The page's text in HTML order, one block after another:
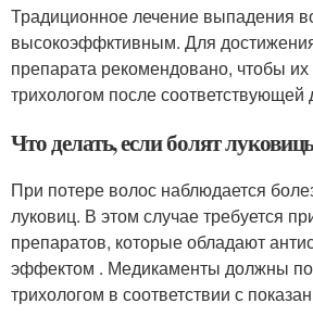
Традиционное лечение выпадения
высокоэффктивным. Для
препарата рекомендовано, чтобы
трихологом после соответствующей
Что делать, если болят
При потере волос наблюдается
луковиц. В этом случае требуется
препаратов, которые обладают
эффектом . Медикаменты должны
трихологом в соответствии с